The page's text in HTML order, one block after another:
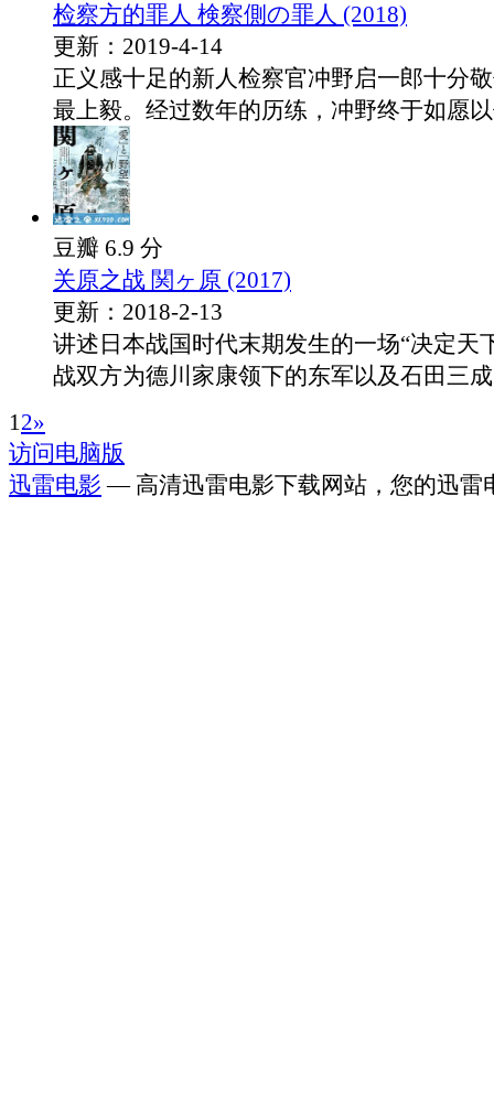
检察方的罪人 検察側の罪人 (2018)
更新：2019-4-14
正义感十足的新人检察官冲野启一郎十分
最上毅。经过数年的历练，冲野终于如愿
豆瓣 6.9 分
关原之战 関ヶ原 (2017)
更新：2018-2-13
讲述日本战国时代末期发生的一场“决定天
战双方为德川家康领下的东军以及石田三
12»
访问电脑版
迅雷电影 — 高清迅雷电影下载网站，您的迅雷